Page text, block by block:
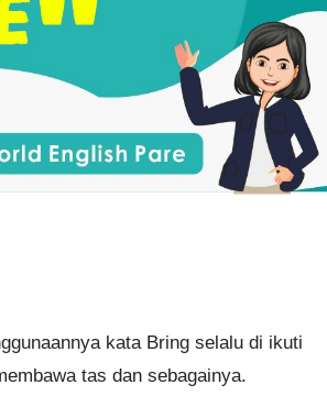
kata Bring selalu di ikuti
tas dan sebagainya.